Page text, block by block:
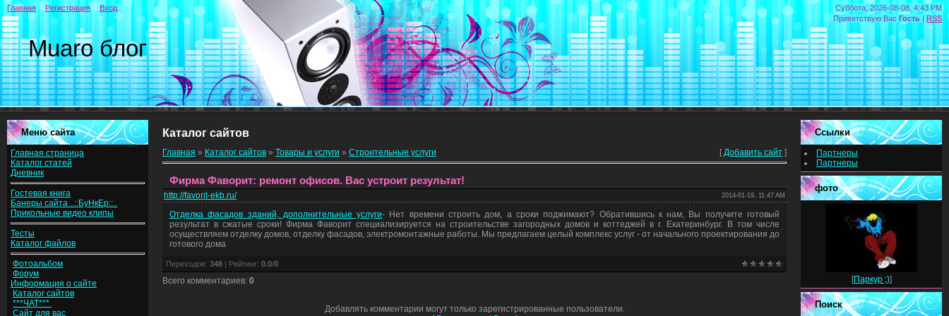
Суббота, 2026-08-08, 4:43 PM
Приветствую Вас Гость | RSS
Muaro блог
Главная Регистрация Вход
Меню сайта
Главная страница
Каталог статей
Дневник
Гостевая книга
Банеры сайта ..::БуНкЕр::..
Прикольные видео клипы
Тесты
Каталог файлов
Фотоальбом
Форум
Информация о сайте
Каталог сайтов
***ЧАТ***
Сайт для вас
Каталог сайтов
Главная » Каталог сайтов » Товары и услуги » Строительные услуги [ Добавить сайт ]
Фирма Фаворит: ремонт офисов. Вас устроит результат!
http://favorit-ekb.ru/ 2014-01-19, 11:47 AM
Отделка фасадов зданий, дополнительные услуги- Нет времени строить дом, а сроки поджимают? Обратившись к нам, Вы получите готовый
результат в сжатые сроки! Фирма Фаворит специализируется на строительстве загородных домов и коттеджей в г. Екатеринбург. В том числе
осуществляем отделку домов, отделку фасадов, электромонтажные работы. Мы предлагаем целый комплекс услуг - от начального проектирования до
готового дома
Переходов: 348 | Рейтинг: 0.0/0
Всего комментариев: 0
Добавлять комментарии могут только зарегистрированные пользователи.
Ссылки
Партнеры
Партнеры
фото
[Паркур ;)]
Поиск